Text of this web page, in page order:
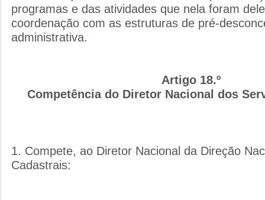
programas e das atividades que nela foram
coordenação com as estruturas de pré-
administrativa.
Artigo 18.º
Competência do Diretor Nacional dos
1. Compete, ao Diretor Nacional da Direção
Cadastrais: